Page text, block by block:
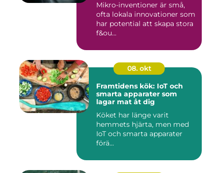
Mikro-inventioner är små,
ofta lokala innovationer som
har potential att skapa stora
f&ou...
08. okt
Framtidens kök: IoT och
smarta apparater som
lagar mat åt dig
Köket har länge varit
hemmets hjärta, men med
IoT och smarta apparater
förä...